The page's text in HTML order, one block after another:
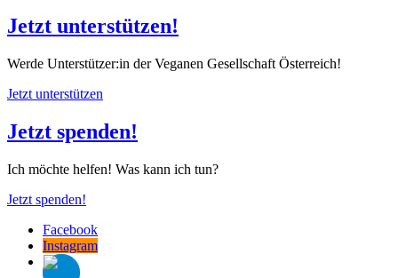
Jetzt unterstützen!
Werde Unterstützer:in der Veganen Gesellschaft Österreich!
Jetzt unterstützen
Jetzt spenden!
Ich möchte helfen! Was kann ich tun?
Jetzt spenden!
Facebook
Instagram